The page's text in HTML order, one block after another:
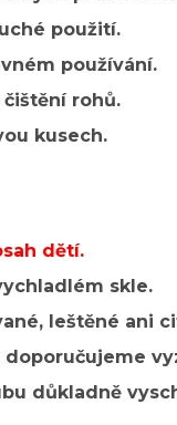
použití.
používání.
rohů.
kusech.
dětí.
skle.
leštěné ani
důkladně